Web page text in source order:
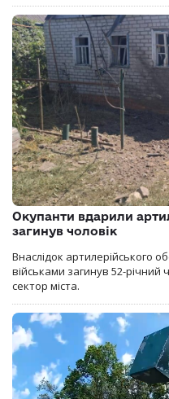
Окупанти вдарили
загинув чоловік
Внаслідок артилерійського
військами загинув 52-
сектор міста.